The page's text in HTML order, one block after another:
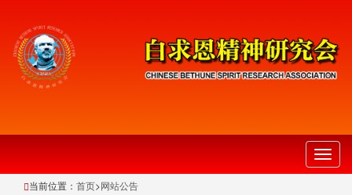
切
换
当前位置： 首页>网站公告